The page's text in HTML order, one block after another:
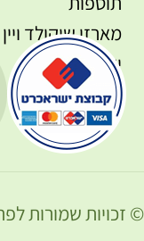
מארזי שוקולד ויין
יצירת קשר
© זכויות שמורות